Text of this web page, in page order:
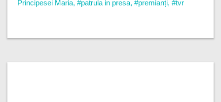
Principesei Maria, #patrula in presa, #premianți, #tvr